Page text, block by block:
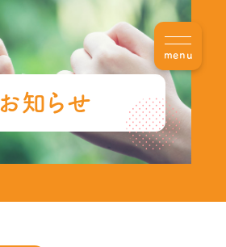
お知らせ
menu